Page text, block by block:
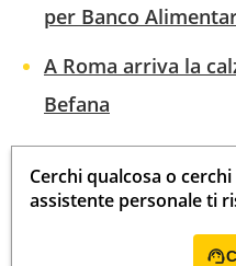
per Banco
A Roma arriva la
Befana
Cerchi qualcosa o
assistente personale ti